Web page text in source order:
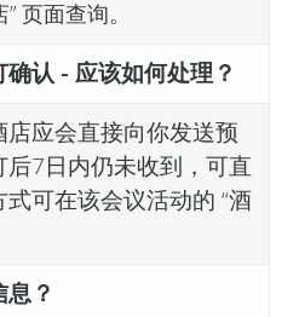
页面查询。
认 - 应该如何处理？
应会直接向你发送预
7日内仍未收到，可直
可在该会议活动的 “酒
？